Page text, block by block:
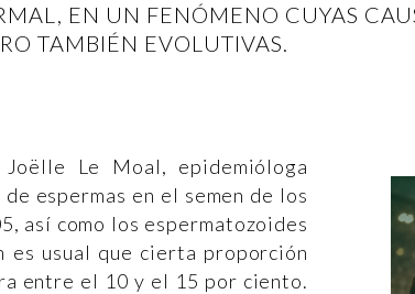
EN UN FENÓMENO CUYAS
TAMBIÉN EVOLUTIVAS.
Le Moal, epidemióloga
espermas en el semen de los
así como los espermatozoides
es usual que cierta proporción
entre el 10 y el 15 por ciento.